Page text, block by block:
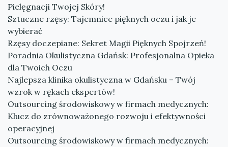
Pielęgnacji Twojej Skóry!
Sztuczne rzęsy: Tajemnice pięknych oczu i jak je
wybierać
Rzęsy doczepiane: Sekret Magii Pięknych Spojrzeń!
Poradnia Okulistyczna Gdańsk: Profesjonalna Opieka
dla Twoich Oczu
Najlepsza klinika okulistyczna w Gdańsku – Twój
wzrok w rękach ekspertów!
Outsourcing środowiskowy w firmach medycznych:
Klucz do zrównoważonego rozwoju i efektywności
operacyjnej
Outsourcing środowiskowy w firmach medycznych: